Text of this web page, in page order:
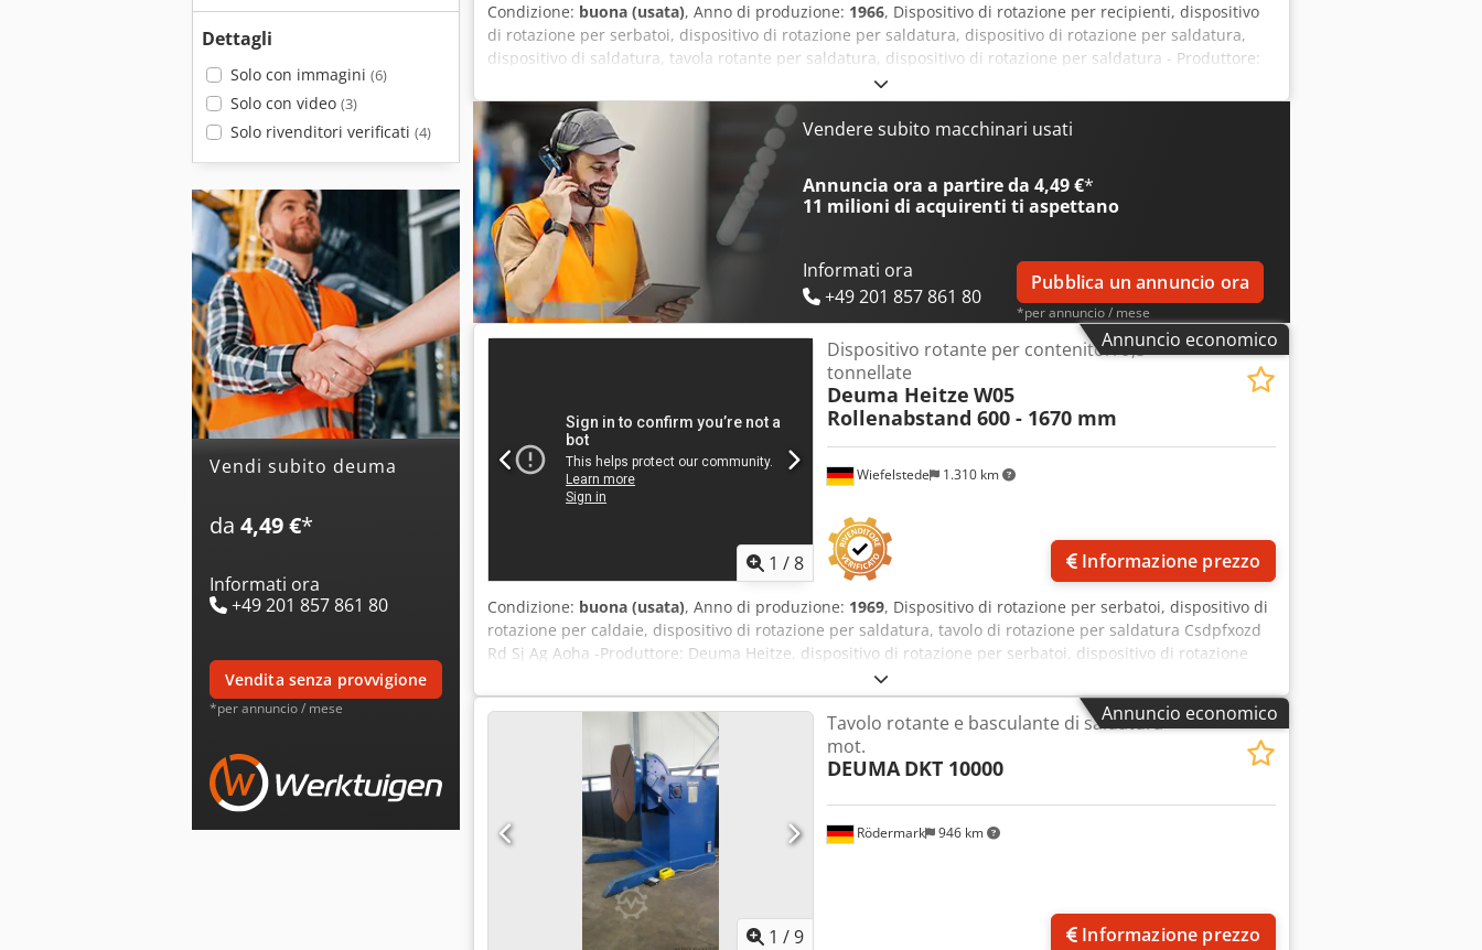
Dettagli
Solo con immagini (6)
Solo con video (3)
Solo rivenditori verificati (4)
Vendi subito deuma
da 4,49 €*
Informati ora
+49 201 857 861 80
vendita senza provvigione
*per annuncio / mese
Condizione: buona (usata), Anno di produzione: 1966, Dispositivo di rotazione per recipienti, dispositivo
di rotazione per serbatoi, dispositivo di rotazione per saldatura, dispositivo di rotazione per saldatura,
dispositivo di saldatura, tavola rotante per saldatura, dispositivo di rotazione per saldatura - Produttore:
Deuma Heitze, dispositivo di rotazione per recipienti, dispositivo di rotazione per saldatura Cjdpjzhtuhsfx
Ag Aoha - Motore di azionamento: - Capacità di carico: 14.000 kg - Distanza tra i rulli: 440 - 1800 mm -
Rulli: Ø 400 mm / 400/60-305Z - Velocità di rotazione: da 0,3 a 1,6 m/min, rotazione destra/sinistra -
Pannello di controllo: con controllo manuale e interruttore a pedale - Componenti singoli: vedere le foto -
Dimensioni di trasporto: 2930/12170/H645 mm / 2620/840/H620 mm - Peso: 1800 kg / 1150 kg
Vendere subito macchinari usati
Annuncia ora a partire da 4,49 €*
11 milioni di acquirenti ti aspettano
Informati ora
+49 201 857 861 80
Pubblica un annuncio ora
*per annuncio / mese
Annuncio economico
1 /8
Wiefelstede 1.310 km
Dispositivo rotante per contenitori 9,5
tonnellate
Deuma Heitze W05
Rollenabstand 600 - 1670 mm
Informazione prezzo
Condizione: buona (usata), Anno di produzione: 1969, Dispositivo di rotazione per serbatoi, dispositivo di
rotazione per caldaie, dispositivo di rotazione per saldatura, tavolo di rotazione per saldatura Csdpfxozd
Rd Sj Ag Aoha -Produttore: Deuma Heitze, dispositivo di rotazione per serbatoi, dispositivo di rotazione
per saldatura, tipo W05 -Motore di azionamento: -Capacità di carico: 9500 kg -Distanza tra i rulli: 600 -
1670 mm -Rulli: Ø 395 mm -Velocità di rotazione: da 0,2 a 1,45 m/min, rotazione a destra/a sinistra -Unità
di controllo: con comando manuale -Componenti singoli: vedere le foto -Dimensioni per il trasporto:
2770/1120/H560 mm / 2350/990/H560 mm -Peso: 2510 kg
Annuncio economico
1 /9
Rödermark 946 km
Tavolo rotante e basculante di saldatura
mot.
DEUMA DKT 10000
Informazione prezzo